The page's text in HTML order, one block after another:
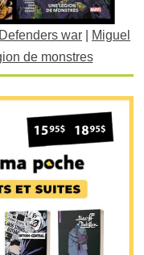
war
Miguel
de monstres